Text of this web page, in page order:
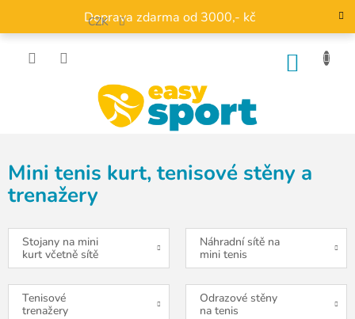
obsah
Doprava zdarma od 3000,- kč
CZK
Mini tenis kurt, tenisové stěny a
trenažery
Stojany na mini
kurt včetně sítě
Náhradní sítě na
mini tenis
Tenisové
trenažery
Odrazové stěny
na tenis